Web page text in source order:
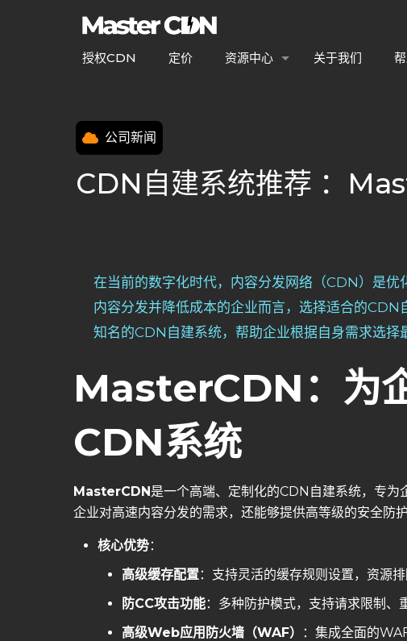
授权CDN 定价 资源中心 关于我们
CDN自建系统推荐 ：
公司新闻
在当前的数字化时代，内容分发网络（CDN）是
内容分发并降低成本的企业而言，选择适合的
知名的CDN自建系统，帮助企业根据自身需求选择
MasterCDN ：为
CDN系统
MasterCDN是一个高端、定制化的CDN自建系统，专
企业对高速内容分发的需求，还能够提供高等级的安全防
核心优势：
高级缓存配置：支持灵活的缓存规则设置，资源
防CC攻击功能：多种防护模式，支持请求限制、
高级Web应用防火墙（WAF）
：集成全面的